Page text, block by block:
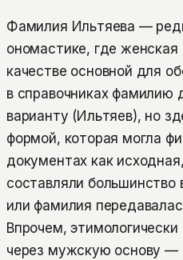
Фамилия Ильтяева —
ономастике, где женская
качестве основной для
в справочниках
варианту (Ильтяев), но
формой, которая могла
документах как
составляли большинство
или фамилия
Впрочем, этимологически
через мужскую основу —